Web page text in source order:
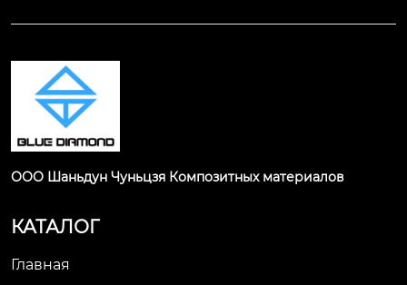
ООО Шаньдун Чуньцзя Композитных материалов
КАТАЛОГ
Главная